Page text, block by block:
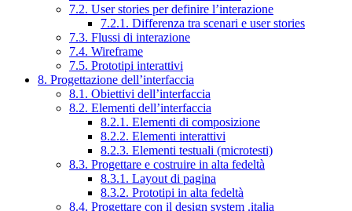
7.2. User stories per definire l’interazione
7.2.1. Differenza tra scenari e user stories
7.3. Flussi di interazione
7.4. Wireframe
7.5. Prototipi interattivi
8. Progettazione dell’interfaccia
8.1. Obiettivi dell’interfaccia
8.2. Elementi dell’interfaccia
8.2.1. Elementi di composizione
8.2.2. Elementi interattivi
8.2.3. Elementi testuali (microtesti)
8.3. Progettare e costruire in alta fedeltà
8.3.1. Layout di pagina
8.3.2. Prototipi in alta fedeltà
8.4. Progettare con il design system .italia